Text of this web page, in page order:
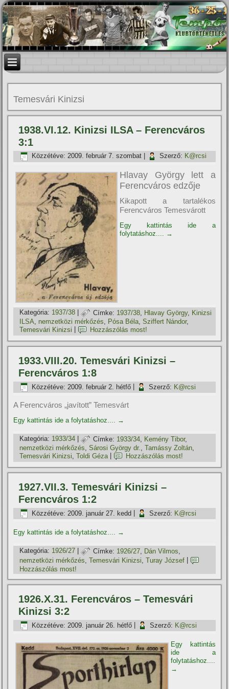
Temesvári Kinizsi
1938.VI.12. Kinizsi ILSA – Ferencváros
3:1
Közzétéve: 2009. február 7. szombat Szerző: K@rcsi
Hlavay György lett a
Ferencváros edzője
Kikapott a tartalékos
Ferencváros Temesvárott
Egy kattintás ide a
folytatáshoz.... →
Kategória: 1937/38 | Címke: 1937/38 Hlavay György, Kinizsi
ILSA, nemzetközi mérkőzés, Pósa Béla,Sziffert Nándor,
Temesvári Kinizsi
Hozzászólás most!
1933.VIII.20. Temesvári Kinizsi –
Ferencváros 1:8
Közzétéve: 2009. február 2. hétfő Szerző: K@rcsi
A Ferencváros „javított” Temesvárt
Egy kattintás ide a folytatáshoz.... →
Kategória: 1933/34 | Címke: 1933/34 Kemény Tibor,
nemzetközi mérkőzés,Sárosi György dr.,Tamássy Zoltán,
Temesvári Kinizsi ,Toldi Géza Hozzászólás most!
1927.VII.3. Temesvári Kinizsi –
Ferencváros 1:2
Közzétéve: 2009. január 27. kedd Szerző: K@rcsi
Egy kattintás ide a folytatáshoz.... →
Kategória: 1926/27 | Címke: 1926/27 Dán Vilmos
nemzetközi mérkőzés ,Temesvári Kinizsi ,Turay József
Hozzászólás most!
1926.X.31. Ferencváros – Temesvári
Kinizsi 3:2
Közzétéve: 2009. január 26. hétfő Szerző: K@rcsi
Egy kattintás
ide a
folytatáshoz....
→